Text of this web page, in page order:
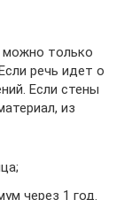
можно только
речь идет о
Если стены
из
через 1 год.